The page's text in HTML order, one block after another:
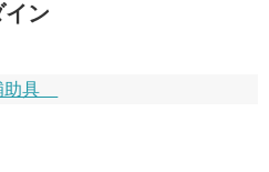
イン
助具